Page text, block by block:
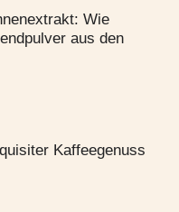
Wie
aus den
Kaffeegenuss